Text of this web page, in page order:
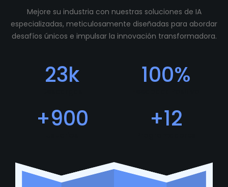
Mejore su industria con nuestras soluciones de IA
especializadas, meticulosamente diseñadas para abordar
desafíos únicos e impulsar la innovación transformadora.
23k 100%
+900 +12